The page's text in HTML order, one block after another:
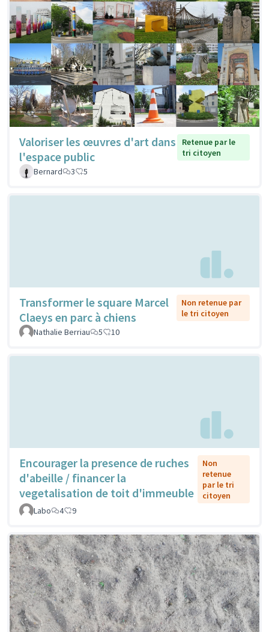
Valoriser les œuvres d'art dans
l'espace public
Retenue par le
tri citoyen
Bernard
3 5
Transformer le square Marcel
Claeys en parc à chiens
Non retenue par
le tri citoyen
Nathalie Berriau
5 10
Encourager la presence de ruches
d'abeille / financer la
vegetalisation de toit d'immeuble
Non
retenue
par le tri
citoyen
Labo
4 9